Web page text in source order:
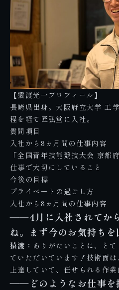
【猿渡光一プロフィール】
長崎県出身。大阪府立大学 工
程を経て匠弘堂に入社。
質問項目
入社から8ヵ月間の仕事内容
「全国青年技能競技大会 京都
仕事で大切にしていること
今後の目標
プライベートの過ごし方
入社から8ヵ月間の仕事内容
――4月に入社されてか
ね。まず今のお気持ちを
猿渡： ありがたいことに、と
ていただいています！技術面
上達していて、任せられる作
――どのようなお仕事を